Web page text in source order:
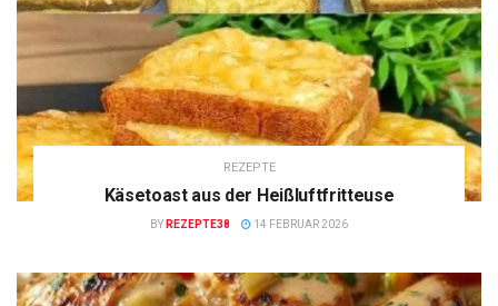
REZEPTE
Käsetoast aus der Heißluftfritteuse
BY REZEPTE38 14 FEBRUAR 2026